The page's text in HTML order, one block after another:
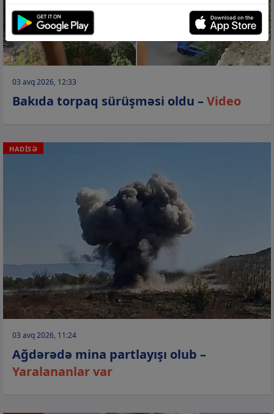
03 avq 2026, 12:33
Bakıda torpaq sürüşməsi oldu –Video
HADİSƏ
03 avq 2026, 11:24
Ağdərədə mina partlayışı olub –
Yaralananlar var